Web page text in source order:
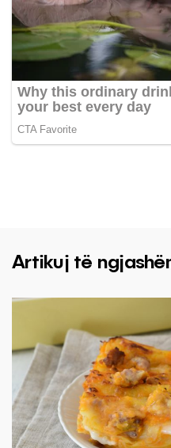
Artikuj të